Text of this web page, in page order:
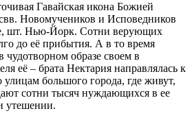
Гавайская икона Божией
Новомучеников и Исповедников
шт. Нью-Йорк. Сотни верующих
до её прибытия. А в то время
чудотворном образе своем в
её – брата Нектария направлялась к
улицам большого города, где живут,
сотни тысяч нуждающихся в ее
утешении.